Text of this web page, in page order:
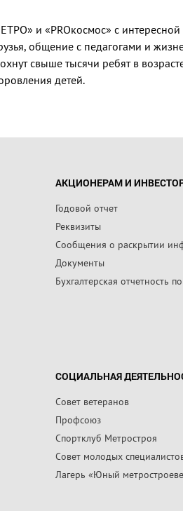
и «PROкосмос» с
общение с педагогами и
свыше тысячи ребят в
детей.
АКЦИОНЕРАМ И
Годовой отчет
Реквизиты
Сообщения о раскрытии
Документы
Бухгалтерская отчетность
СОЦИАЛЬНАЯ
Совет ветеранов
Профсоюз
Спортклуб Метростроя
Совет молодых
Лагерь «Юный